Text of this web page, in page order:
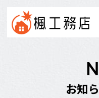
N
お知ら